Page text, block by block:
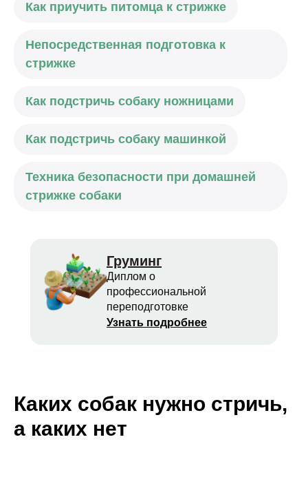
Как приучить питомца к стрижке
Непосредственная подготовка к
стрижке
Как подстричь собаку ножницами
Как подстричь собаку машинкой
Техника безопасности при домашней
стрижке собаки
Груминг
Диплом о
профессиональной
переподготовке
Узнать подробнее
Каких собак нужно стричь,
а каких нет